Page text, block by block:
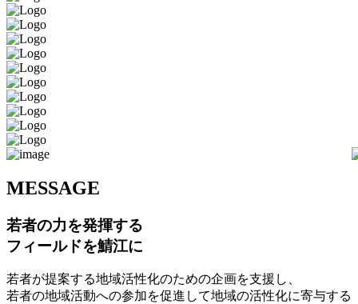
MESSAGE
若者の力を発揮する
フィールドを鯖江に
若者が提案する地域活性化のための企画を支援し、
若者の地域活動への参加を促進して地域の活性化に寄与する